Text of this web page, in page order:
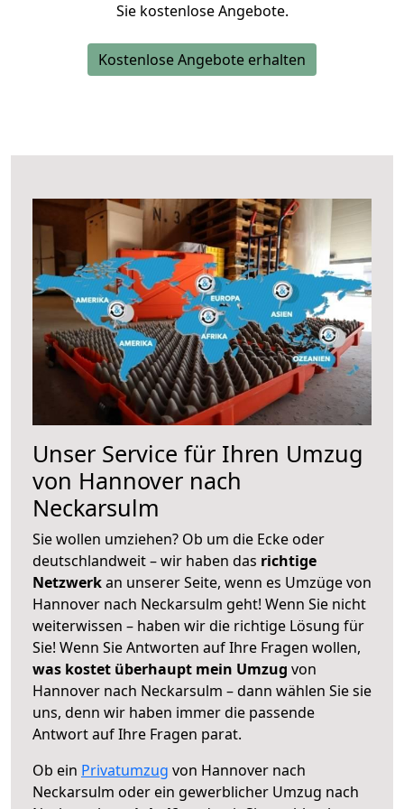
Sie kostenlose Angebote.
Kostenlose Angebote erhalten
Unser Service für Ihren Umzug
von Hannover nach
Neckarsulm
Sie wollen umziehen? Ob um die Ecke oder
deutschlandweit – wir haben das richtige
Netzwerkan unserer Seite, wenn es Umzüge von
Hannover nach Neckarsulm geht! Wenn Sie nicht
weiterwissen – haben wir die richtige Lösung für
Sie! Wenn Sie Antworten auf Ihre Fragen wollen,
was kostet überhaupt mein Umzug von
Hannover nach Neckarsulm – dann wählen Sie sie
uns, denn wir haben immer die passende
Antwort auf Ihre Fragen parat.
Ob ein Privatumzug von Hannover nach
Neckarsulm oder ein gewerblicher Umzug nach